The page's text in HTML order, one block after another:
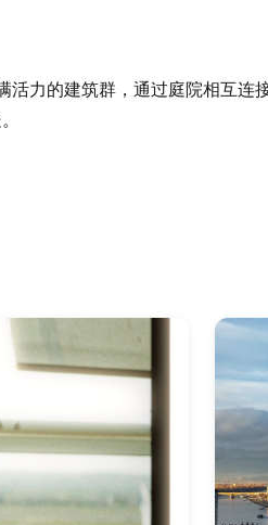
力的建筑群，通过庭院相互连